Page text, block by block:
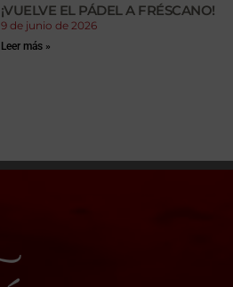
¡VUELVE EL PÁDEL A FRÉSCANO!
9 de junio de 2026
Leer más »